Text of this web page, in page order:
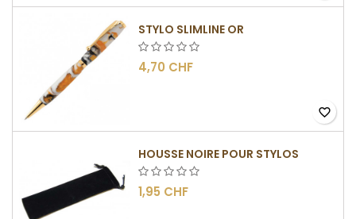
STYLO SLIMLINE OR
4,70 CHF
favorite_border
HOUSSE NOIRE POUR STYLOS
1,95 CHF